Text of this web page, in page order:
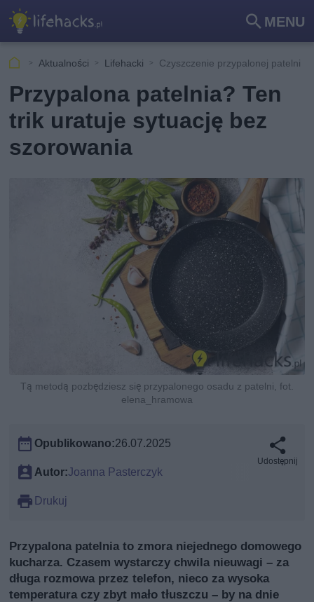
MENU
Szu
kaj
Aktualności Lifehacki Czyszczenie przypalonej patelni
Przypalona patelnia? Ten
trik uratuje sytuację bez
szorowania
Tą metodą pozbędziesz się przypalonego osadu z patelni, fot.
elena_hramowa
Opublikowano:26.07.2025
Autor:Joanna Pasterczyk
Drukuj
Udostępnij
Przypalona patelnia to zmora niejednego domowego
kucharza. Czasem wystarczy chwila nieuwagi – za
długa rozmowa przez telefon, nieco za wysoka
temperatura czy zbyt mało tłuszczu – by na dnie